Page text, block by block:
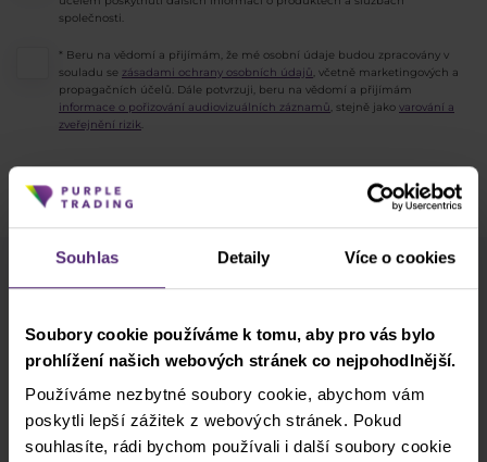
Souhlas Detaily Více o cookies
Soubory cookie používáme k tomu, aby pro vás bylo
prohlížení našich webových stránek co nejpohodlnější.
Používáme nezbytné soubory cookie, abychom vám
poskytli lepší zážitek z webových stránek. Pokud
souhlasíte, rádi bychom používali i další soubory cookie
společnosti.
* Beru na vědomí a přijímám, že mé osobní údaje budou zpracovány v
souladu se zásadami ochrany osobních údajů , včetně marketingových a
propagačních účelů. Dále potvrzuji, beru na vědomí a přijímám
informace o pořizování audiovizuálních záznamů , stejně jako varování a
zveřejnění rizik
Co nového v Purple Trading, Market Shot,
podpultovky, tržní analýzy a články...
Odebírat